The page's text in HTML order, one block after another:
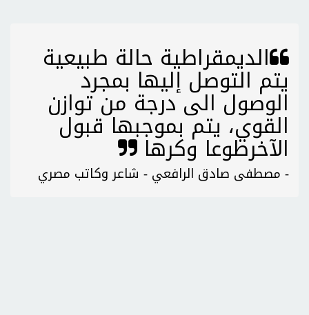
الديمقراطية حالة طبيعية
يتم التوصل إليها بمجرد
الوصول الى درجة من توازن
القوي، يتم بموجبها قبول
الآخرطوعا وكرها
- مصطفى صادق الرافعي - شاعر وكاتب مصري